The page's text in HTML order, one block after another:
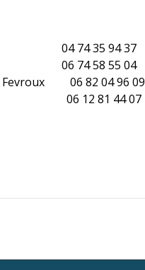
04 74 35 94 37
06 74 58 55 04
06 82 04 96 09
06 12 81 44 07